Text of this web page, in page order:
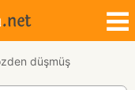
düşmüş